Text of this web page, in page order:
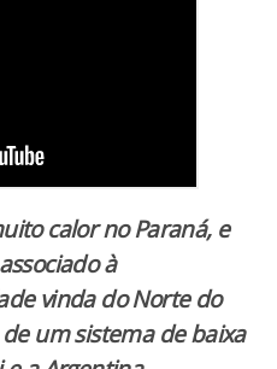
calor no Paraná, e
à
vinda do Norte do
um sistema de baixa